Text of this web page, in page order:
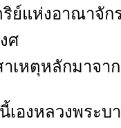
ริย์แห่งอาณาจั
ศ
เหตุหลักมาจา
นี้เองหลวงพระ